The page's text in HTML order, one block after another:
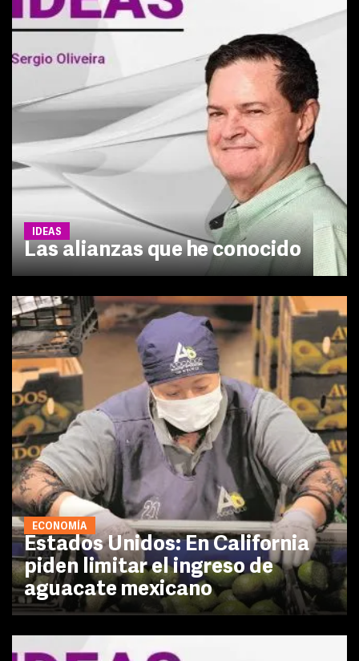
IDEAS
Las alianzas que he conocido
ECONOMÍA
Estados Unidos: En California
piden limitar el ingreso de
aguacate mexicano